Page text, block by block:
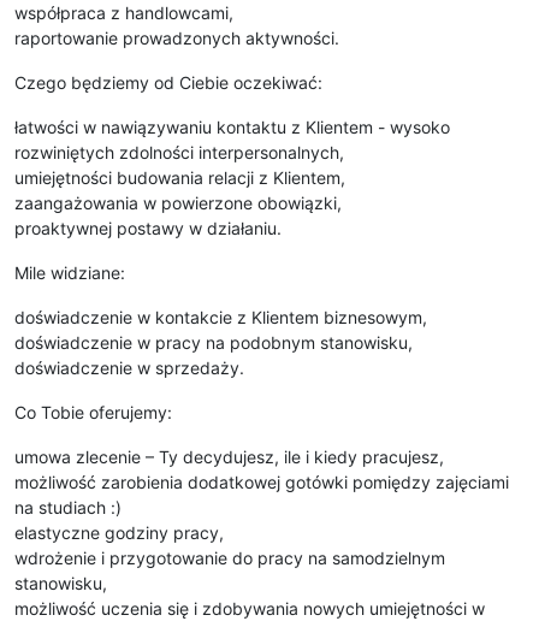
współpraca z handlowcami,
raportowanie prowadzonych aktywności.
Czego będziemy od Ciebie oczekiwać:
łatwości w nawiązywaniu kontaktu z Klientem - wysoko
rozwiniętych zdolności interpersonalnych,
umiejętności budowania relacji z Klientem,
zaangażowania w powierzone obowiązki,
proaktywnej postawy w działaniu.
Mile widziane:
doświadczenie w kontakcie z Klientem biznesowym,
doświadczenie w pracy na podobnym stanowisku,
doświadczenie w sprzedaży.
Co Tobie oferujemy:
umowa zlecenie – Ty decydujesz, ile i kiedy pracujesz,
możliwość zarobienia dodatkowej gotówki pomiędzy zajęciami
na studiach :)
elastyczne godziny pracy,
wdrożenie i przygotowanie do pracy na samodzielnym
stanowisku,
możliwość uczenia się i zdobywania nowych umiejętności w